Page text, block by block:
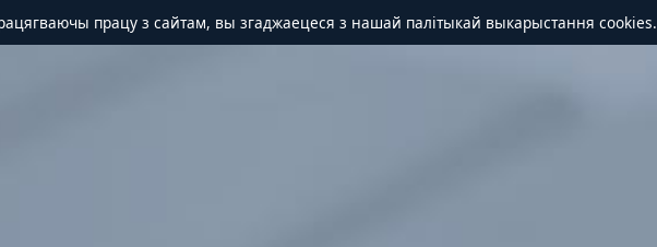
працу з сайтам, вы згаджаецеся з нашай палітыкай выкарыстання cookies.